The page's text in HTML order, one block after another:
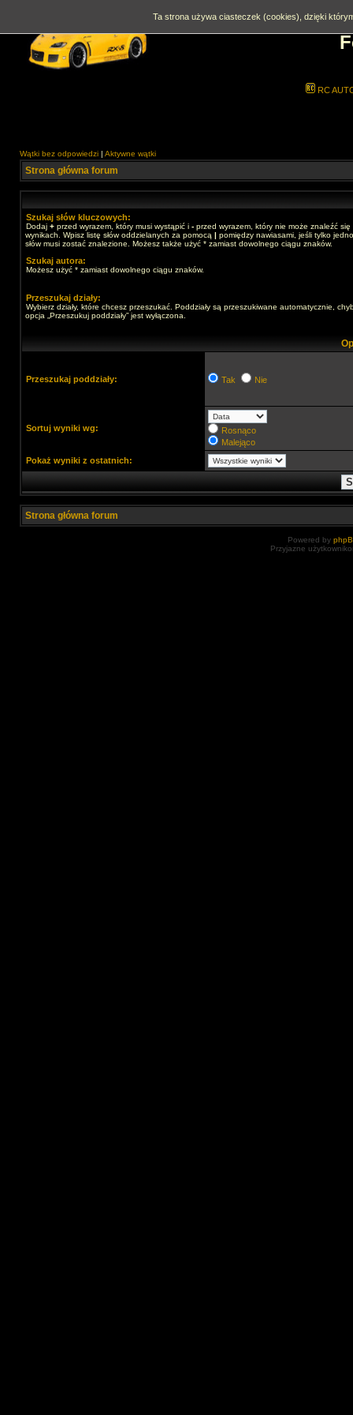
RC
Wątki bez odpowiedzi | Aktywne wątki
Strona główna forum
Szukaj słów kluczowych:
Dodaj + przed wyrazem, który musi wystąpić i - przed wyrazem, który nie może znaleźć się
wynikach. Wpisz listę słów oddzielanych za pomocą | pomiędzy nawiasami, jeśli tylko
słów musi zostać znalezione. Możesz także użyć * zamiast dowolnego ciągu znaków.
Szukaj autora:
Możesz użyć * zamiast dowolnego ciągu znaków.
Przeszukaj działy:
Wybierz działy, które chcesz przeszukać. Poddziały są przeszukiwane automatycznie,
opcja „Przeszukuj poddziały” jest wyłączona.
Przeszukaj poddziały: Tak Nie
Sortuj wyniki wg:
Rosnąco
Malejąco
Pokaż wyniki z ostatnich:
Strona główna forum
Powered by
Przyjazne
Ta strona używa ciasteczek (cookies), dzięki